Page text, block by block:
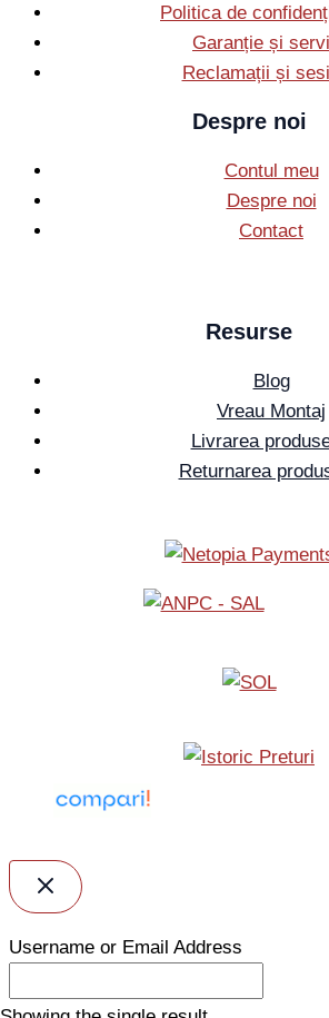
Politica de
Garanție și
Reclamații și
Despre noi
Contul meu
Despre noi
Contact
Resurse
Blog
Vreau Montaj
Livrarea
Returnarea
Username or Email Address